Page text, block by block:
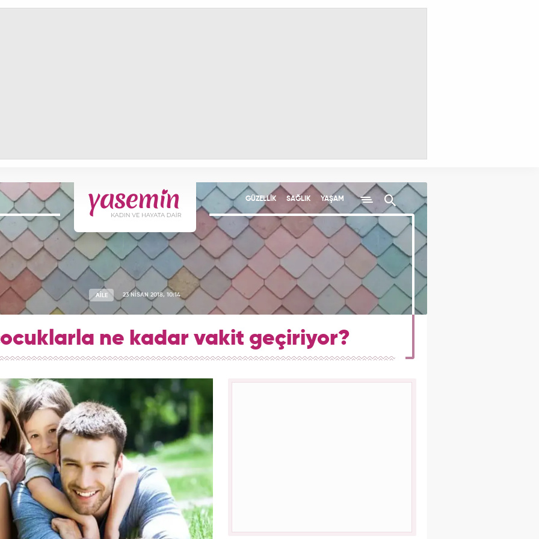
GÜZELLİK SAĞLIK YAŞAM
AİLE 23 NİSAN 2018, 10:14
ne kadar vakit geçiriyor?